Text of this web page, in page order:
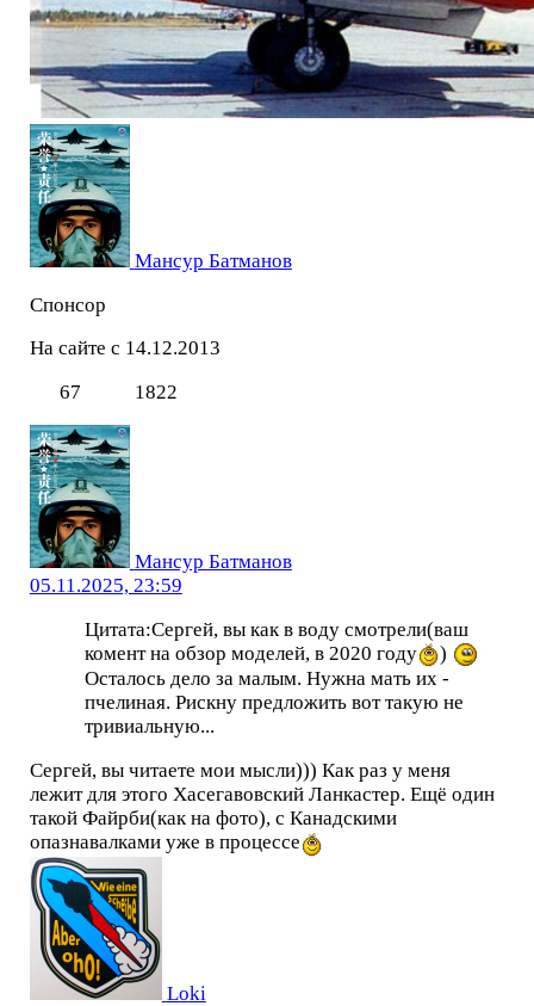
Мансур Батманов
Спонсор
На сайте с 14.12.2013
67
1822
Мансур Батманов
05.11.2025, 23:59
Цитата:Сергей, вы как в воду смотрели(ваш
комент на обзор моделей, в 2020 году
)
Осталось дело за малым. Нужна мать их -
пчелиная. Рискну предложить вот такую не
тривиальную...
Сергей, вы читаете мои мысли))) Как раз у меня
лежит для этого Хасегавовский Ланкастер. Ещё один
такой Файрби(как на фото), с Канадскими
опазнавалками уже в процессе
Loki